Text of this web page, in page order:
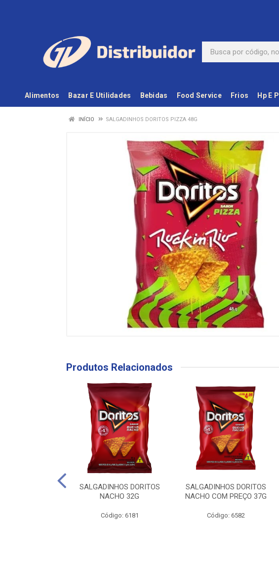
Alimentos Bazar E Utilidades Bebidas Food Service Frios Hp E
INÍCIO SALGADINHOS DORITOS PIZZA 48G
Produtos Relacionados
SALGADINHOS DORITOS
NACHO 32G
Código: 6181
SALGADINHOS DORITOS
NACHO COM PREÇO 37G
Código: 6582